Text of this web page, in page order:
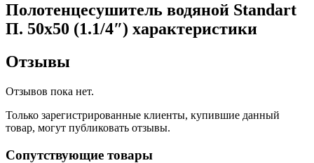
Полотенцесушитель водяной Standart
П. 50х50 (1.1/4″) характеристики
Отзывы
Отзывов пока нет.
Только зарегистрированные клиенты, купившие данный
товар, могут публиковать отзывы.
Сопутствующие товары